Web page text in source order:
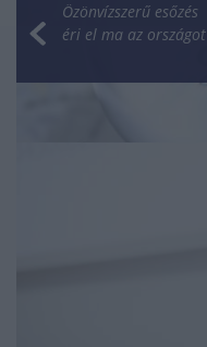
Özönvízszerű esőzés
éri el ma az országot